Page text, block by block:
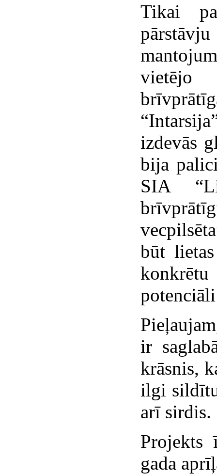
Tikai
vietējo
izdevās
bija
SIA
būt
konkrētu
ir
krāsnis,
ilgi
arī sirdis.
Projekts
gada